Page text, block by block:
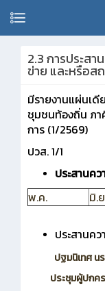
2.3 การประส
ข่าย และหรือส
มีรายงานแผ่นเ
ชุมชนท้องถิ่น ภา
การ (1/2569)
ปวส. 1/1
ประสานค
พ.ค.
มิ.
ประสานค
ปฐมนิเทศ น
ประชุมผู้ปกค